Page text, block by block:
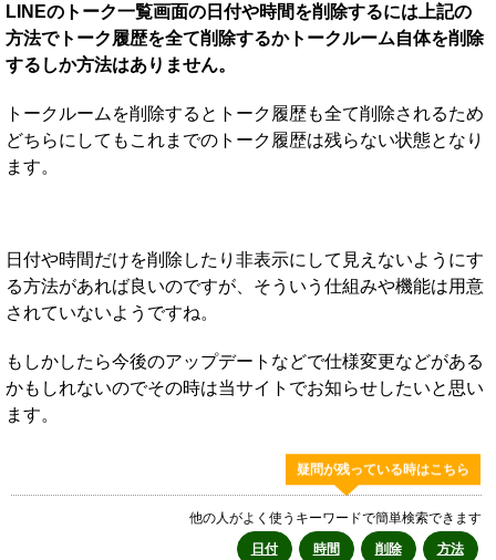
LINEのトーク一覧画面の日付や時間を削除するには上記の
方法でトーク履歴を全て削除するかトークルーム自体を削除
するしか方法はありません。
トークルームを削除するとトーク履歴も全て削除されるため
どちらにしてもこれまでのトーク履歴は残らない状態となり
ます。
日付や時間だけを削除したり非表示にして見えないようにす
る方法があれば良いのですが、そういう仕組みや機能は用意
されていないようですね。
もしかしたら今後のアップデートなどで仕様変更などがある
かもしれないのでその時は当サイトでお知らせしたいと思い
ます。
疑問が残っている時はこちら
他の人がよく使うキーワードで簡単検索できます
日付
時間 削除 方法